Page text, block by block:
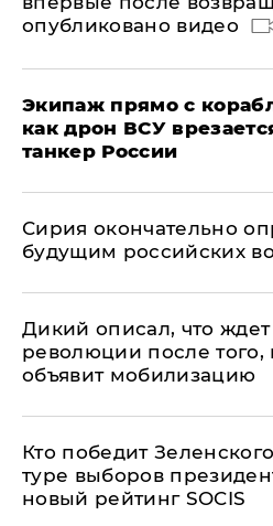
опубликовано видео
Экипаж прямо с
как дрон ВСУ
танкер России
Сирия окончательно
будущим российских
Дикий описал, что
революции после того,
объявит мобилизацию
Кто победит
туре выборов
новый рейтинг SOCIS